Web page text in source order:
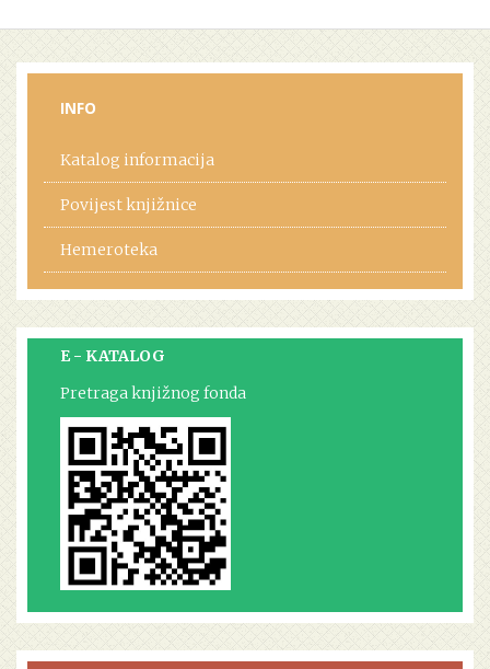
INFO
Katalog informacija
Povijest knjižnice
Hemeroteka
E - KATALOG
Pretraga knjižnog fonda